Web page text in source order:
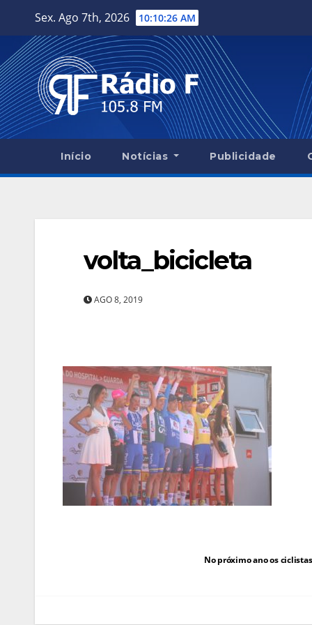
content
Sex. Ago 7th, 2026 10:10:27 AM
Início Notícias Publicidade
volta_bicicleta
AGO 8, 2019
No próximo ano os